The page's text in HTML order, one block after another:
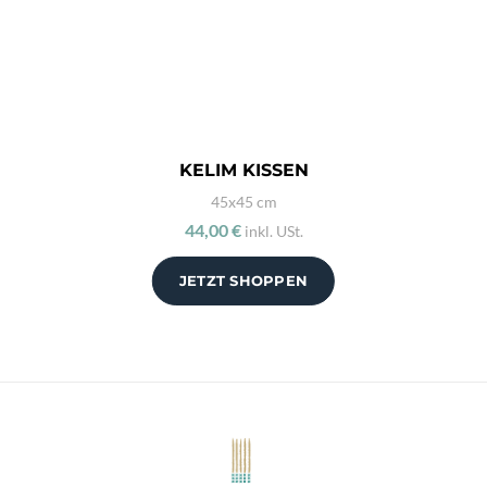
JETZT SHOPPEN
KELIM KISSEN
45x45 cm
44,00 € inkl. USt.